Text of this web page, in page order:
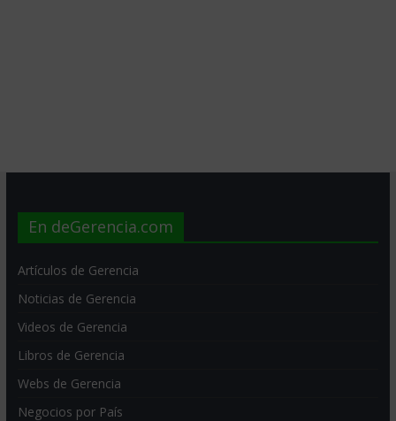
En deGerencia.com
Artículos de Gerencia
Noticias de Gerencia
Videos de Gerencia
Libros de Gerencia
Webs de Gerencia
Negocios por País